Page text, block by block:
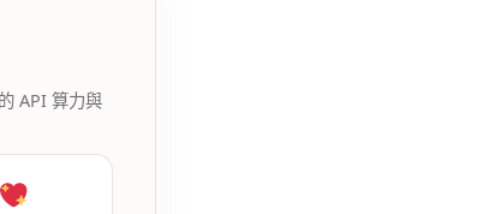
API 算力與